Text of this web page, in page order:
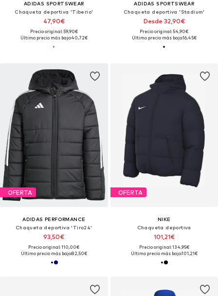
ADIDAS SPORTSWEAR
Chaqueta deportiva 'Tiberio'
47,90€
Precio original: 59,90€
Último precio más bajo:40,72€
ADIDAS SPORTSWEAR
Chaqueta deportiva 'Stadium'
Desde 32,90€
Precio original: 54,90€
Último precio más bajo:16,45€
OFERTA
ADIDAS PERFORMANCE
Chaqueta deportiva 'Tiro24'
93,50€
Precio original: 110,00€
Último precio más bajo:82,50€
OFERTA
NIKE
Chaqueta deportiva
101,21€
Precio original: 134,95€
Último precio más bajo:101,21€